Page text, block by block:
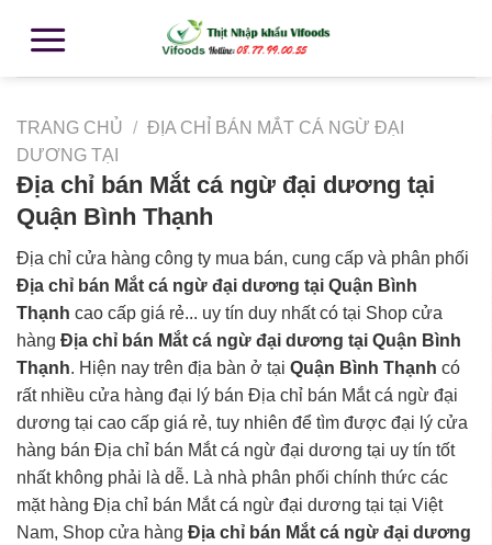
TRANG CHỦ / ĐỊA CHỈ BÁN MẮT CÁ NGỪ ĐẠI
DƯƠNG TẠI
Địa chỉ bán Mắt cá ngừ đại dương tại
Quận Bình Thạnh
Địa chỉ cửa hàng công ty mua bán, cung cấp và phân phối
Địa chỉ bán Mắt cá ngừ đại dương tại Quận Bình
Thạnh cao cấp giá rẻ... uy tín duy nhất có tại Shop cửa
hàng Địa chỉ bán Mắt cá ngừ đại dương tại Quận Bình
Thạnh. Hiện nay trên địa bàn ở tại Quận Bình Thạnh có
rất nhiều cửa hàng đại lý bán Địa chỉ bán Mắt cá ngừ đại
dương tại cao cấp giá rẻ, tuy nhiên để tìm được đại lý cửa
hàng bán Địa chỉ bán Mắt cá ngừ đại dương tại uy tín tốt
nhất không phải là dễ. Là nhà phân phối chính thức các
mặt hàng Địa chỉ bán Mắt cá ngừ đại dương tại tại Việt
Nam, Shop cửa hàng Địa chỉ bán Mắt cá ngừ đại dương